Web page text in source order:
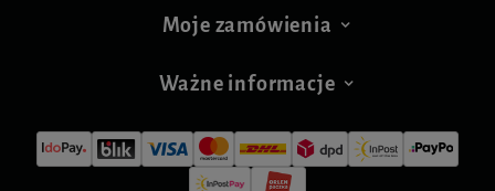
Moje zamówienia
Ważne informacje